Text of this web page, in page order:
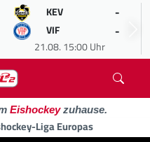
KEV -
VIF -
21.08. 15:00 Uhr
Eishockeyzuhause.
Liga Europas